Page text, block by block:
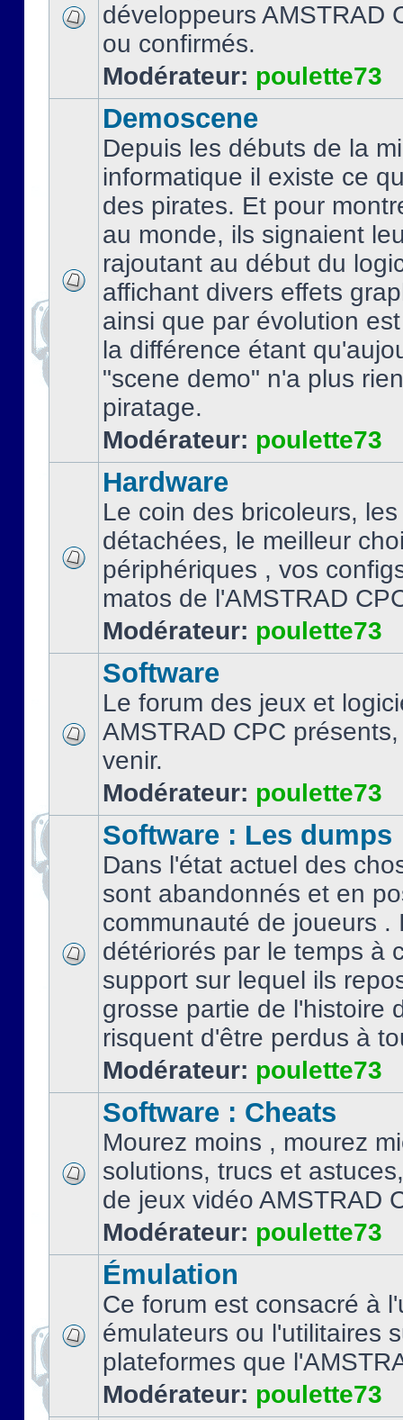
développeurs AMSTRAD
ou confirmés.
Modérateur: poulette73
Demoscene
Depuis les débuts de la
informatique il existe ce
des pirates. Et pour
au monde, ils signaient
rajoutant au début du
affichant divers effets
ainsi que par évolution
la différence étant
"scene demo" n'a plus
piratage.
Modérateur: poulette73
Hardware
Le coin des bricoleurs,
détachées, le meilleur
périphériques , vos
matos de l'AMSTRAD
Modérateur: poulette73
Software
Le forum des jeux et
AMSTRAD CPC
venir.
Modérateur: poulette73
Software : Les dumps
Dans l'état actuel des
sont abandonnés et en
communauté de joueurs .
détériorés par le temps à
support sur lequel ils
grosse partie de l'histoire
risquent d'être perdus à
Modérateur: poulette73
Software : Cheats
Mourez moins , mourez
solutions, trucs et
de jeux vidéo AMSTRAD
Modérateur: poulette73
Émulation
Ce forum est consacré à
émulateurs ou l'utilitaires
plateformes que
Modérateur: poulette73